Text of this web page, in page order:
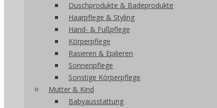
Duschprodukte & Badeprodukte
Haarpflege & Styling
Hand- & Fußpflege
Körperpflege
Rasieren & Epilieren
Sonnenpflege
Sonstige Körperpflege
Mutter & Kind
Babyausstattung